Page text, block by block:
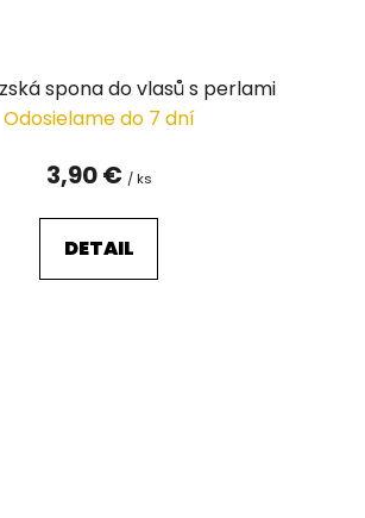
spona do vlasů s perlami
Odosielame do 7 dní
3,90 € / ks
DETAIL